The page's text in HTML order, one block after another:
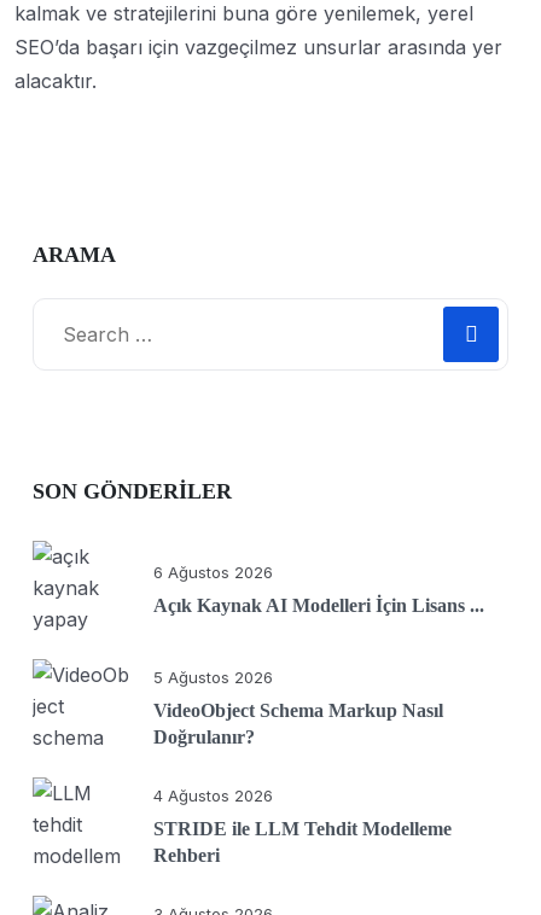
kalmak ve stratejilerini buna göre yenilemek, yerel
SEO’da başarı için vazgeçilmez unsurlar arasında yer
alacaktır.
ARAMA
SON GÖNDERILER
6 Ağustos 2026
Açık Kaynak AI Modelleri İçin Lisans ...
5 Ağustos 2026
VideoObject Schema Markup Nasıl
Doğrulanır?
4 Ağustos 2026
STRIDE ile LLM Tehdit Modelleme
Rehberi